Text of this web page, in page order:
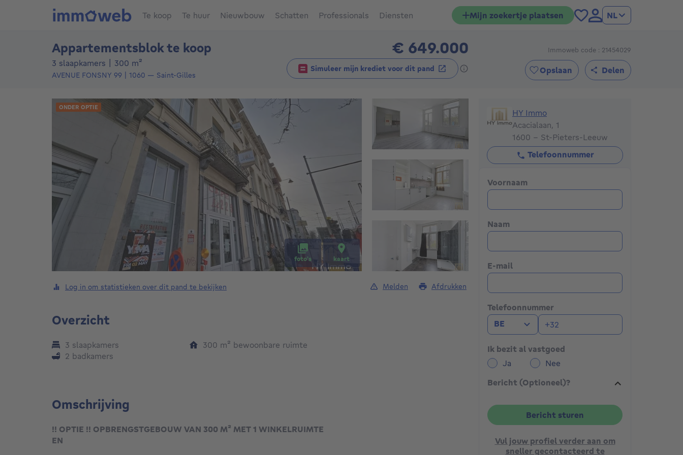
Te koop Te huur Nieuwbouw Schatten Professionals Diensten Mijn zoekertje plaatsen NL
Appartementsblok te koop € 649.000649000€
3 slaapkamers 300 m²
AVENUE FONSNY 99 1060 — Saint-Gilles
Simuleer mijn krediet voor dit pand
Immoweb code : 21454029
Opslaan Delen
ONDER OPTIE
foto's kaart
HY Immo
HY Immo
Acacialaan, 1
1600 - St-Pieters-Leeuw
Telefoonnummer
Voornaam
Naam
E-mail
Telefoonnummer
BE
Ik bezit al vastgoed
Ja
Nee
Bericht (Optioneel)?
Bericht sturen
Vul jouw profiel verder aan om
sneller gecontacteerd te
Log in om statistieken over dit pand te bekijken Melden Afdrukken
Overzicht
3 slaapkamers
2 badkamers
300 m² vierkante meters
bewoonbare ruimte
Omschrijving
!! OPTIE !! OPBRENGSTGEBOUW VAN 300 M² MET 1 WINKELRUIMTE
EN